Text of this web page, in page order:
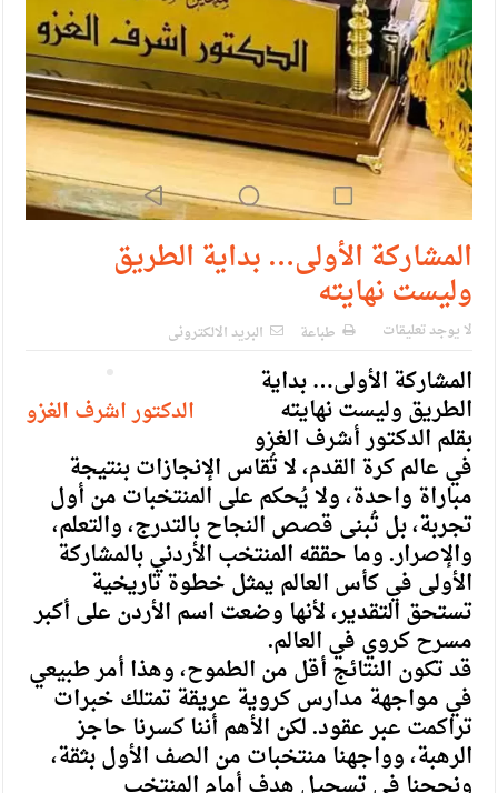
المشاركة الأولى… بداية الطريق
وليست نهايته
لا يوجد تعليقات طباعة البريد الالكترونى
الدكتور اشرف الغزو
المشاركة الأولى… بداية
الطريق وليست نهايته
بقلم الدكتور أشرف الغزو
في عالم كرة القدم، لا تُقاس الإنجازات بنتيجة
مباراة واحدة، ولا يُحكم على المنتخبات من أول
تجربة، بل تُبنى قصص النجاح بالتدرج، والتعلم،
والإصرار. وما حققه المنتخب الأردني بالمشاركة
الأولى في كأس العالم يمثل خطوة تاريخية
تستحق التقدير، لأنها وضعت اسم الأردن على أكبر
مسرح كروي في العالم.
قد تكون النتائج أقل من الطموح، وهذا أمر طبيعي
في مواجهة مدارس كروية عريقة تمتلك خبرات
تراكمت عبر عقود. لكن الأهم أننا كسرنا حاجز
الرهبة، وواجهنا منتخبات من الصف الأول بثقة،